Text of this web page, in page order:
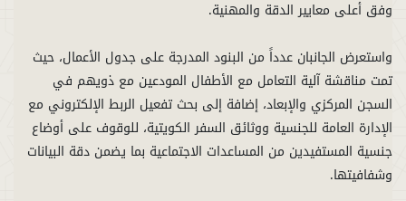
واستعرض الجانبان عدداً من البنود المدرجة على جدول الأعمال، حيث
تمت مناقشة آلية التعامل مع الأطفال المودعين مع ذويهم في
السجن المركزي والإبعاد، إضافة إلى بحث تفعيل الربط الإلكتروني مع
الإدارة العامة للجنسية ووثائق السفر الكويتية، للوقوف على أوضاع
جنسية المستفيدين من المساعدات الاجتماعية بما يضمن دقة البيانات